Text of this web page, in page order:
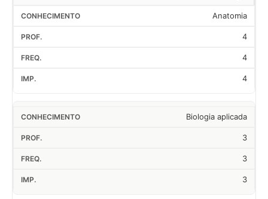
Anatomia
4
4
4
Biologia aplicada
3
3
3